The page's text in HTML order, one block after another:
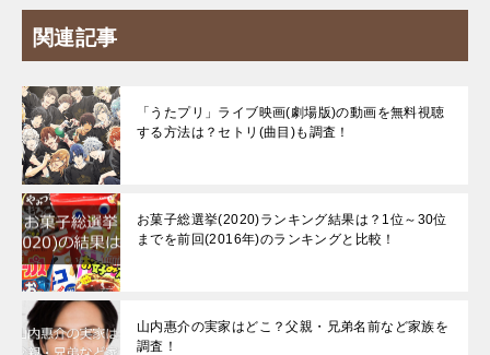
関連記事
「うたプリ」ライブ映画(劇場版)の動画を無料視聴
する方法は？セトリ(曲目)も調査！
お菓子総選挙(2020)ランキング結果は？1位～30位
までを前回(2016年)のランキングと比較！
山内惠介の実家はどこ？父親・兄弟名前など家族を
調査！